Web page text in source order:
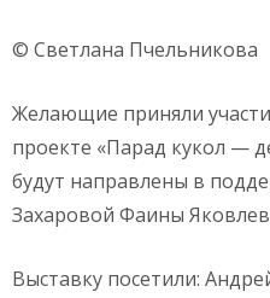
©️ Светлана Пчельникова
Желающие приняли
проекте «Парад кукол —
будут направлены в
Захаровой Фаины
Выставку посетили: